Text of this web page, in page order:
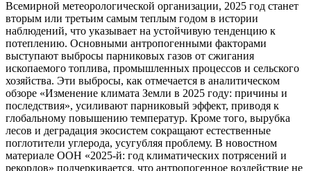
Всемирной метеорологической организации, 2025 год станет
вторым или третьим самым теплым годом в истории
наблюдений, что указывает на устойчивую тенденцию к
потеплению. Основными антропогенными факторами
выступают выбросы парниковых газов от сжигания
ископаемого топлива, промышленных процессов и сельского
хозяйства. Эти выбросы, как отмечается в аналитическом
обзоре «Изменение климата Земли в 2025 году: причины и
последствия», усиливают парниковый эффект, приводя к
глобальному повышению температур. Кроме того, вырубка
лесов и деградация экосистем сокращают естественные
поглотители углерода, усугубляя проблему. В новостном
материале ООН «2025-й: год климатических потрясений и
рекордов» подчеркивается, что антропогенное воздействие не